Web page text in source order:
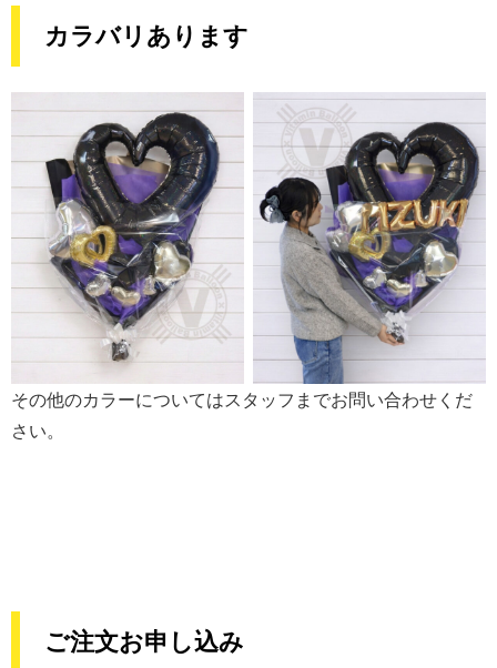
カラバリあります
その他のカラーについてはスタッフまでお問い合わせくだ
さい。
ご注文お申し込み